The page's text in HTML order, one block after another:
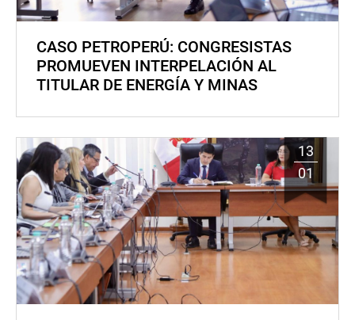
CASO PETROPERÚ: CONGRESISTAS
PROMUEVEN INTERPELACIÓN AL
TITULAR DE ENERGÍA Y MINAS
13
01